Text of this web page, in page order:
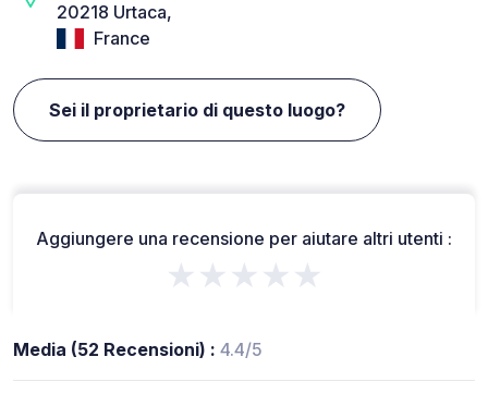
20218 Urtaca,
France
Sei il proprietario di questo luogo?
Aggiungere una recensione per aiutare altri utenti :
★★★★★
Media (52 Recensioni) : 4.4/5